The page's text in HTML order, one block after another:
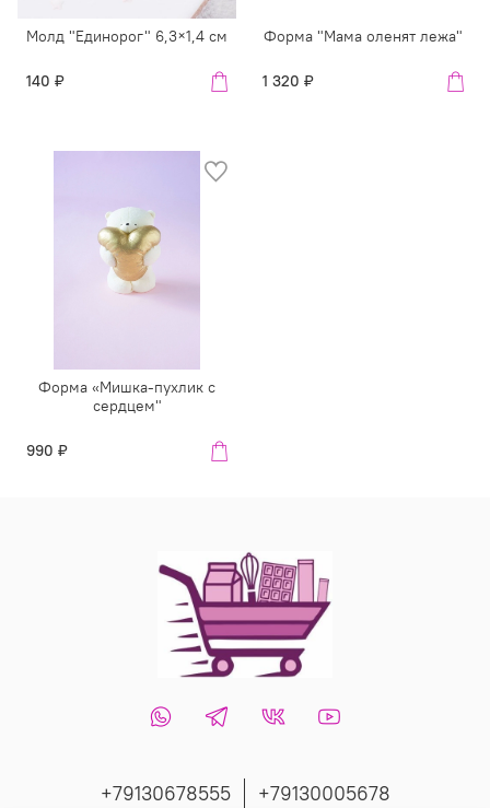
Молд "Единорог" 6,3×1,4 см
140 ₽
Форма "Мама оленят лежа"
1 320 ₽
Форма «Мишка-пухлик с
сердцем"
990 ₽
+79130678555 +79130005678